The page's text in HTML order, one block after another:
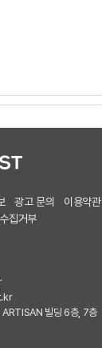
광고 문의 이용약관
집거부
ARTISAN 빌딩 6층, 7층